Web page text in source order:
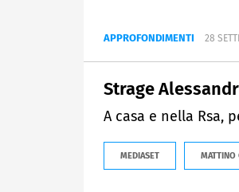
APPROFONDIMENTI 28
Strage
A casa e nella Rsa,
MEDIASET MATTINO